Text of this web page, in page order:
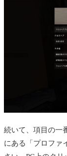
続いて、項目の一
にある「プロファ